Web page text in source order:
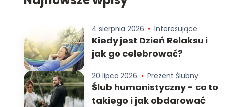
4 sierpnia 2026 • Interesujące
Kiedy jest Dzień Relaksu i
jak go celebrować?
20 lipca 2026 • Prezent Ślubny
Ślub humanistyczny - co to
takiego i jak obdarować